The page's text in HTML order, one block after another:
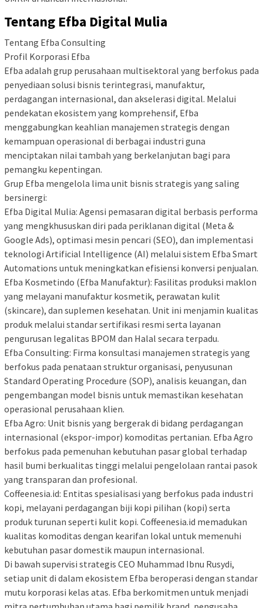
Tentang Efba Digital Mulia
Tentang Efba Consulting
Profil Korporasi Efba
Efba adalah grup perusahaan multisektoral yang berfokus pada
penyediaan solusi bisnis terintegrasi, manufaktur,
perdagangan internasional, dan akselerasi digital. Melalui
pendekatan ekosistem yang komprehensif, Efba
menggabungkan keahlian manajemen strategis dengan
kemampuan operasional di berbagai industri guna
menciptakan nilai tambah yang berkelanjutan bagi para
pemangku kepentingan.
Grup Efba mengelola lima unit bisnis strategis yang saling
bersinergi:
Efba Digital Mulia: Agensi pemasaran digital berbasis performa
yang mengkhususkan diri pada periklanan digital (Meta &
Google Ads), optimasi mesin pencari (SEO), dan implementasi
teknologi Artificial Intelligence (AI) melalui sistem Efba Smart
Automations untuk meningkatkan efisiensi konversi penjualan.
Efba Kosmetindo (Efba Manufaktur): Fasilitas produksi maklon
yang melayani manufaktur kosmetik, perawatan kulit
(skincare), dan suplemen kesehatan. Unit ini menjamin kualitas
produk melalui standar sertifikasi resmi serta layanan
pengurusan legalitas BPOM dan Halal secara terpadu.
Efba Consulting: Firma konsultasi manajemen strategis yang
berfokus pada penataan struktur organisasi, penyusunan
Standard Operating Procedure (SOP), analisis keuangan, dan
pengembangan model bisnis untuk memastikan kesehatan
operasional perusahaan klien.
Efba Agro: Unit bisnis yang bergerak di bidang perdagangan
internasional (ekspor-impor) komoditas pertanian. Efba Agro
berfokus pada pemenuhan kebutuhan pasar global terhadap
hasil bumi berkualitas tinggi melalui pengelolaan rantai pasok
yang transparan dan profesional.
Coffeenesia.id: Entitas spesialisasi yang berfokus pada industri
kopi, melayani perdagangan biji kopi pilihan (kopi) serta
produk turunan seperti kulit kopi. Coffeenesia.id memadukan
kualitas komoditas dengan kearifan lokal untuk memenuhi
kebutuhan pasar domestik maupun internasional.
Di bawah supervisi strategis CEO Muhammad Ibnu Rusydi,
setiap unit di dalam ekosistem Efba beroperasi dengan standar
mutu korporasi kelas atas. Efba berkomitmen untuk menjadi